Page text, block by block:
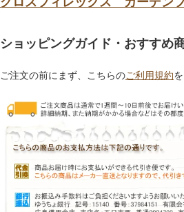
ショッピングガイド・おすすめ
ご注文の前にまず、こちらのご利用規約